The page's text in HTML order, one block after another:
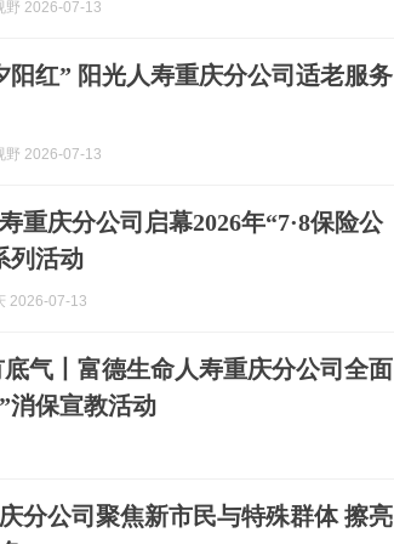
野 2026-07-13
阳红” 阳光人寿重庆分公司适老服务
野 2026-07-13
重庆分公司启幕2026年“7·8保险公
列活动
2026-07-13
气丨富德生命人寿重庆分公司全面
消保宣教活动
分公司聚焦新市民与特殊群体 擦亮